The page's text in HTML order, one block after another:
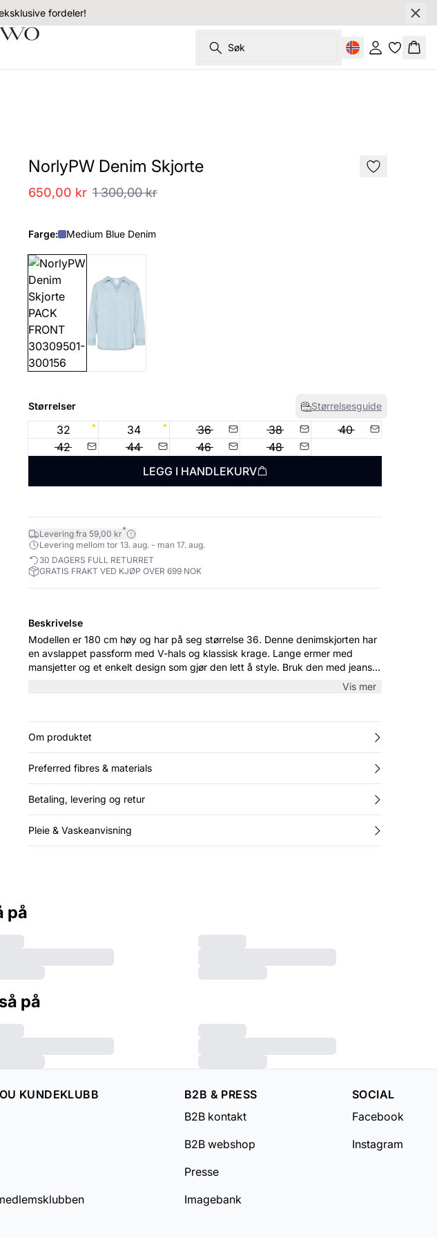
fordeler!
Søk Logg inn
NorlyPW Denim Skjorte
650,00 kr 1 300,00 kr
Farge: Medium Blue Denim
Størrelser Størrelsesguide
32 34 36 38
40
42
44 46
48
LEGG I HANDLEKURV
Levering fra 59,00 kr*
Levering mellom tor 13. aug. - man 17. aug.
30 DAGERS FULL RETURRET
GRATIS FRAKT VED KJØP OVER 699 NOK
Beskrivelse
Modellen er 180 cm høy og har på seg størrelse 36. Denne denimskjorten har
en avslappet passform med V-hals og klassisk krage. Lange ermer med
mansjetter og et enkelt design som gjør den lett å style. Bruk den med jeans
Vis mer
Om produktet
Preferred fibres & materials
Betaling, levering og retur
Pleie & Vaskeanvisning
på
på
KUNDEKLUBB
B2B & PRESS
B2B kontakt
B2B webshop
Presse
Imagebank
SOCIAL
Facebook
Instagram